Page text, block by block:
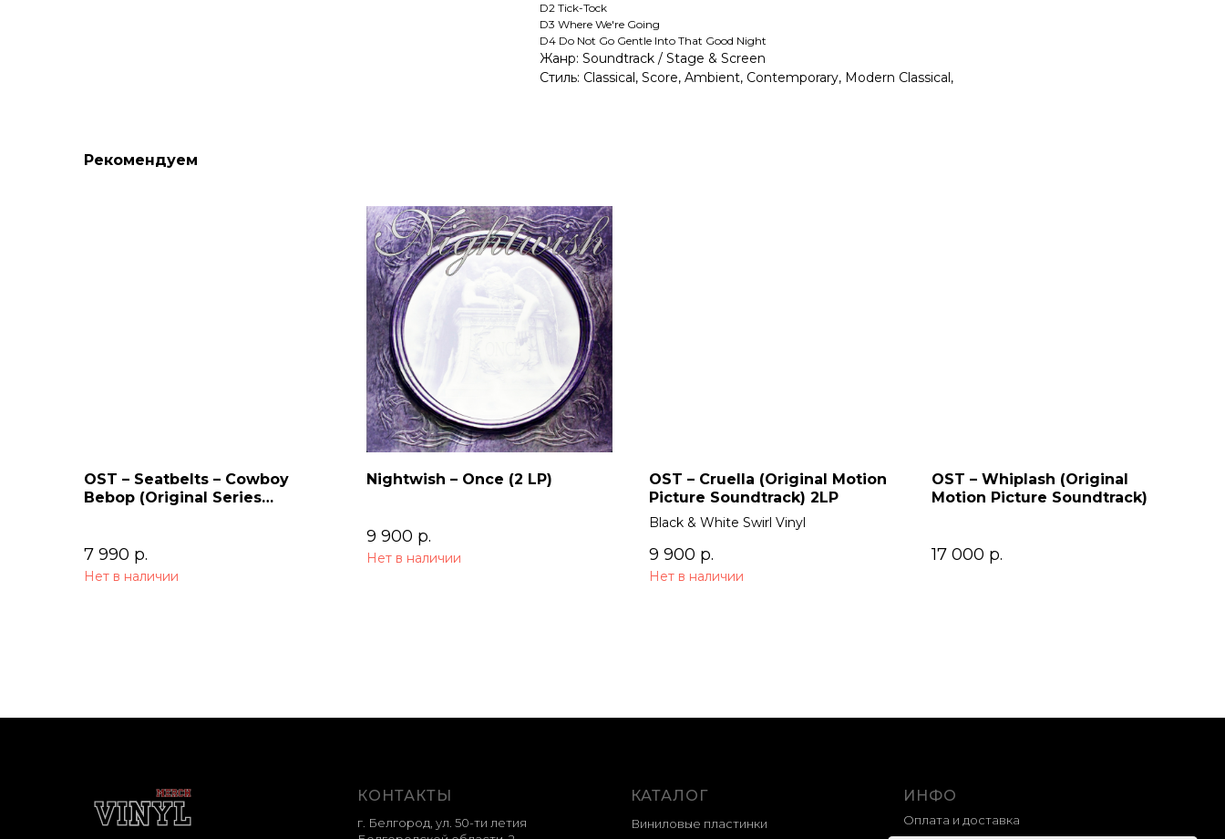
D2 Tick-Tock
D3 Where We're Going
D4 Do Not Go Gentle Into That Good Night
Жанр: Soundtrack / Stage & Screen
Стиль: Classical, Score, Ambient, Contemporary, Modern Classical,
Рекомендуем
OST – Seatbelts – Cowboy
Bebop (Original Series
7 990 р.
Нет в наличии
Nightwish – Once (2 LP)
9 900 р.
Нет в наличии
OST – Cruella (Original Motion
Picture Soundtrack) 2LP
Black & White Swirl Vinyl
9 900 р.
Нет в наличии
OST – Whiplash (Original
Motion Picture Soundtrack)
17 000 р.
КОНТАКТЫ
г. Белгород, ул. 50-ти летия
КАТАЛОГ
Виниловые пластинки
ИНФО
Оплата и доставка